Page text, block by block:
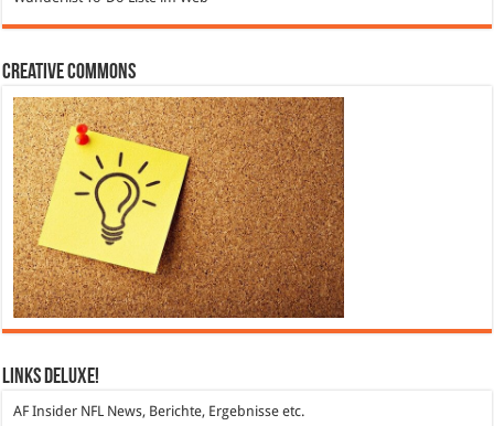
Creative Commons
Links DeLuXe!
AF Insider NFL News, Berichte, Ergebnisse etc.